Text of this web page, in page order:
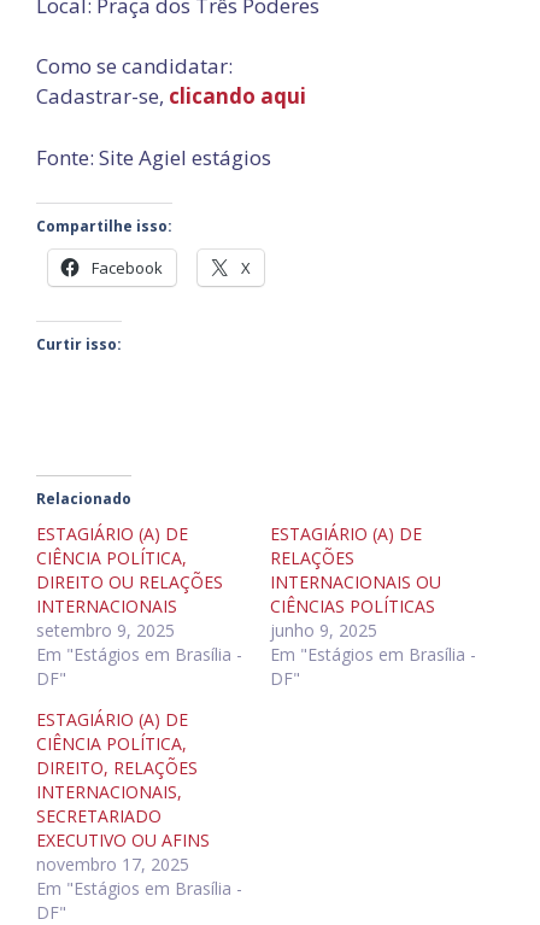
Como se candidatar:
Cadastrar-se, clicando aqui
Fonte: Site Agiel estágios
Compartilhe isso:
Facebook X
Curtir isso:
Relacionado
ESTAGIÁRIO (A) DE
CIÊNCIA POLÍTICA,
DIREITO OU RELAÇÕES
INTERNACIONAIS
setembro 9, 2025
Em "Estágios em Brasília -
DF"
ESTAGIÁRIO (A) DE
RELAÇÕES
INTERNACIONAIS OU
CIÊNCIAS POLÍTICAS
junho 9, 2025
Em "Estágios em Brasília -
DF"
ESTAGIÁRIO (A) DE
CIÊNCIA POLÍTICA,
DIREITO, RELAÇÕES
INTERNACIONAIS,
SECRETARIADO
EXECUTIVO OU AFINS
novembro 17, 2025
Em "Estágios em Brasília -
DF"